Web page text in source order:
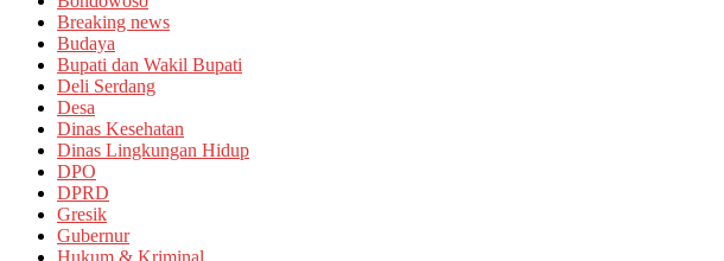
Breaking news
Budaya
Bupati dan Wakil Bupati
Deli Serdang
Desa
Dinas Kesehatan
Dinas Lingkungan Hidup
DPO
DPRD
Gresik
Gubernur
Hukum & Kriminal